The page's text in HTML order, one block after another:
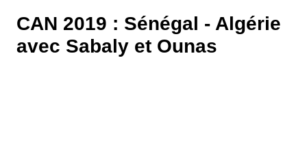
CAN 2019 : Sénégal - Algérie
avec Sabaly et Ounas